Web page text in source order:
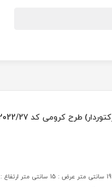
طرح کرومی کد 2022/27